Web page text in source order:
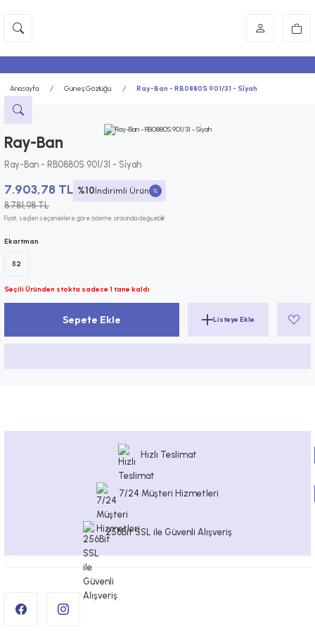
Anasayfa Güneş Gözlüğü Ray-Ban - RB0880S 901/31 - Si̇yah
Ray-Ban
Ray-Ban - RB0880S 901/31 - Si̇yah
7.903,78 TL
8.781,98 TL
%10İndirimli Ürün
Fiyat, seçilen seçeneklere göre ödeme sırasında değişebilir
Ekartman
52
Seçili Üründen stokta sadece 1 tane kaldı
Sepete Ekle
Hızlı Teslimat
7/24 Müşteri Hizmetleri
256Bit SSL ile Güvenli Alışveriş